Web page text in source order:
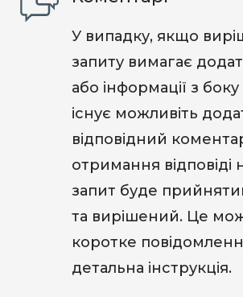
У випадку, якщо
запиту вимагає
або інформації з боку
існує можливіть
відповідний
отримання відповіді
запит буде
та вирішений. Це
коротке
детальна інструкція.